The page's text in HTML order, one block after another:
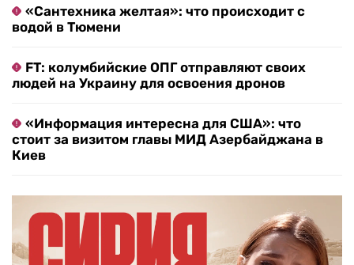
«Сантехника желтая»: что происходит с
водой в Тюмени
FT: колумбийские ОПГ отправляют своих
людей на Украину для освоения дронов
«Информация интересна для США»: что
стоит за визитом главы МИД Азербайджана в
Киев